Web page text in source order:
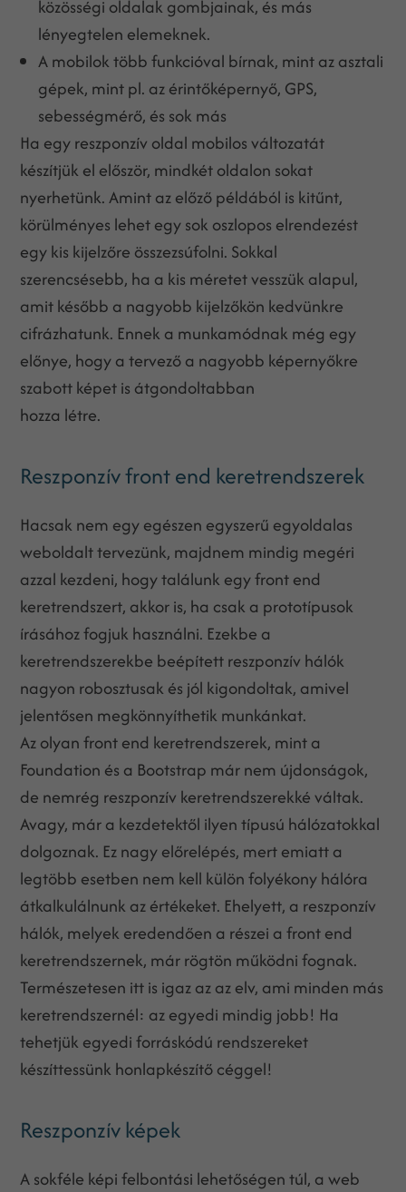
közösségi oldalak gombjainak, és más
lényegtelen elemeknek.
A mobilok több funkcióval bírnak, mint az asztali
gépek, mint pl. az érintőképernyő, GPS,
sebességmérő, és sok más
Ha egy reszponzív oldal mobilos változatát
készítjük el először, mindkét oldalon sokat
nyerhetünk. Amint az előző példából is kitűnt,
körülményes lehet egy sok oszlopos elrendezést
egy kis kijelzőre összezsúfolni. Sokkal
szerencsésebb, ha a kis méretet vesszük alapul,
amit később a nagyobb kijelzőkön kedvünkre
cifrázhatunk. Ennek a munkamódnak még egy
előnye, hogy a tervező a nagyobb képernyőkre
szabott képet is átgondoltabban
hozza létre.
Reszponzív front end keretrendszerek
Hacsak nem egy egészen egyszerű egyoldalas
weboldalt tervezünk, majdnem mindig megéri
azzal kezdeni, hogy találunk egy front end
keretrendszert, akkor is, ha csak a prototípusok
írásához fogjuk használni. Ezekbe a
keretrendszerekbe beépített reszponzív hálók
nagyon robosztusak és jól kigondoltak, amivel
jelentősen megkönnyíthetik munkánkat.
Az olyan front end keretrendszerek, mint a
Foundation és a Bootstrap már nem újdonságok,
de nemrég reszponzív keretrendszerekké váltak.
Avagy, már a kezdetektől ilyen típusú hálózatokkal
dolgoznak. Ez nagy előrelépés, mert emiatt a
legtöbb esetben nem kell külön folyékony hálóra
átkalkulálnunk az értékeket. Ehelyett, a reszponzív
hálók, melyek eredendően a részei a front end
keretrendszernek, már rögtön működni fognak.
Természetesen itt is igaz az az elv, ami minden más
keretrendszernél: az egyedi mindig jobb! Ha
tehetjük egyedi forráskódú rendszereket
készíttessünk honlapkészítő céggel!
Reszponzív képek
A sokféle képi felbontási lehetőségen túl, a web